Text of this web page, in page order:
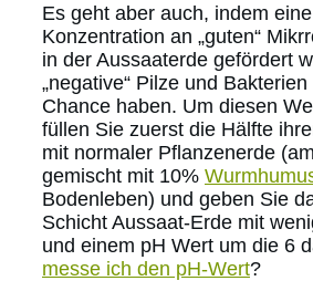
Es geht aber auch, indem
Konzentration an „guten“
in der Aussaaterde gefördert
„negative“ Pilze und
Chance haben. Um diesen
füllen Sie zuerst die Hälfte
mit normaler Pflanzenerde
gemischt mit 10%
Bodenleben) und geben Sie
Schicht Aussaat-Erde mit
und einem pH Wert um die 6
messe ich den pH-Wert?